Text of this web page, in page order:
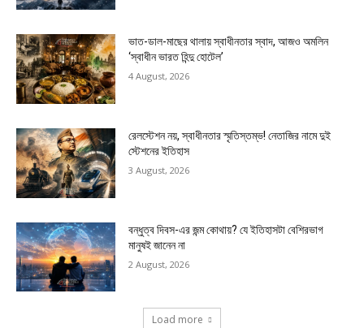
ভাত-ডাল-মাছের থালায় স্বাধীনতার স্বাদ, আজও অমলিন
‘স্বাধীন ভারত হিন্দু হোটেল’
4 August, 2026
রেলস্টেশন নয়, স্বাধীনতার স্মৃতিস্তম্ভ! নেতাজির নামে দুই
স্টেশনের ইতিহাস
3 August, 2026
বন্ধুত্ব দিবস-এর জন্ম কোথায়? যে ইতিহাসটা বেশিরভাগ
মানুষই জানেন না
2 August, 2026
Load more